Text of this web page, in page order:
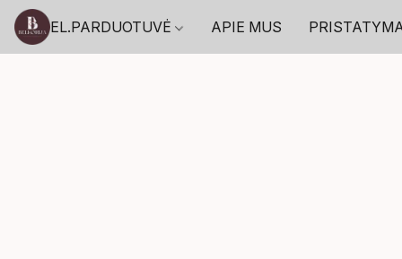
EL.PARDUOTUVĖ APIE MUS